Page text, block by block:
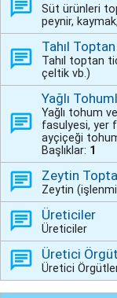
Süt ürünleri
peynir,
Tahıl
Tahıl toptan
çeltik vb.)
Yağlı
Yağlı tohum
fasulyesi, yer
ayçiçeği
Başlıklar: 1
Zeytin
Zeytin
Üreticiler
Üreticiler
Üretici
Üretici